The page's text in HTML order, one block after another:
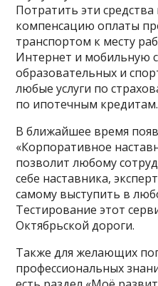
Потратить эти
компенсацию оплаты
транспортом к месту
Интернет и мобильную
образовательных и
любые услуги по
по ипотечным кредитам.
В ближайшее время
«Корпоративное
позволит любому
себе наставника,
самому выступить в
Тестирование этот
Октябрьской дороги.
Также для желающих
профессиональных